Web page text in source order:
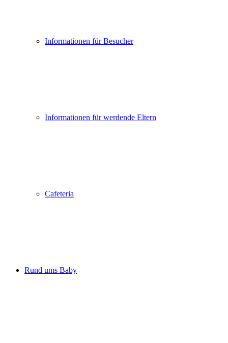
Informationen für Besucher
Informationen für werdende Eltern
Cafeteria
Rund ums Baby